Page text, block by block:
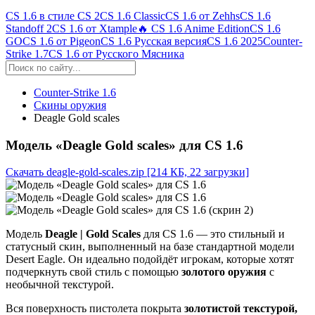
CS 1.6 в стиле CS 2CS 1.6 ClassicCS 1.6 от ZehhsCS 1.6
Standoff 2CS 1.6 от Xtample🔥 CS 1.6 Anime EditionCS 1.6
GOCS 1.6 от PigeonCS 1.6 Русская версияCS 1.6 2025Counter-
Strike 1.7CS 1.6 от Русского Мясника
Counter-Strike 1.6
Скины оружия
Deagle Gold scales
Модель «Deagle Gold scales» для CS 1.6
Скачать deagle-gold-scales.zip [214 КБ, 22 загрузки]
Модель Deagle | Gold Scales для CS 1.6 — это стильный и
статусный скин, выполненный на базе стандартной модели
Desert Eagle. Он идеально подойдёт игрокам, которые хотят
подчеркнуть свой стиль с помощью золотого оружия с
необычной текстурой.
Вся поверхность пистолета покрыта золотистой текстурой,